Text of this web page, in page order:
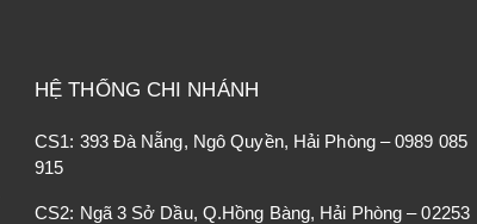
HỆ THỐNG CHI NHÁNH
CS1: 393 Đà Nẵng, Ngô Quyền, Hải Phòng – 0989 085
915
CS2: Ngã 3 Sở Dầu, Q.Hồng Bàng, Hải Phòng – 02253